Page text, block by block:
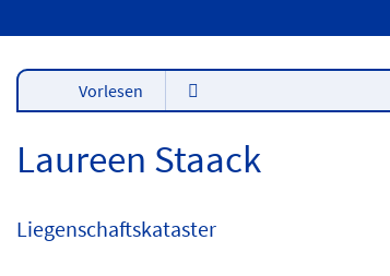
Vorlesen
Laureen Staack
Liegenschaftskataster